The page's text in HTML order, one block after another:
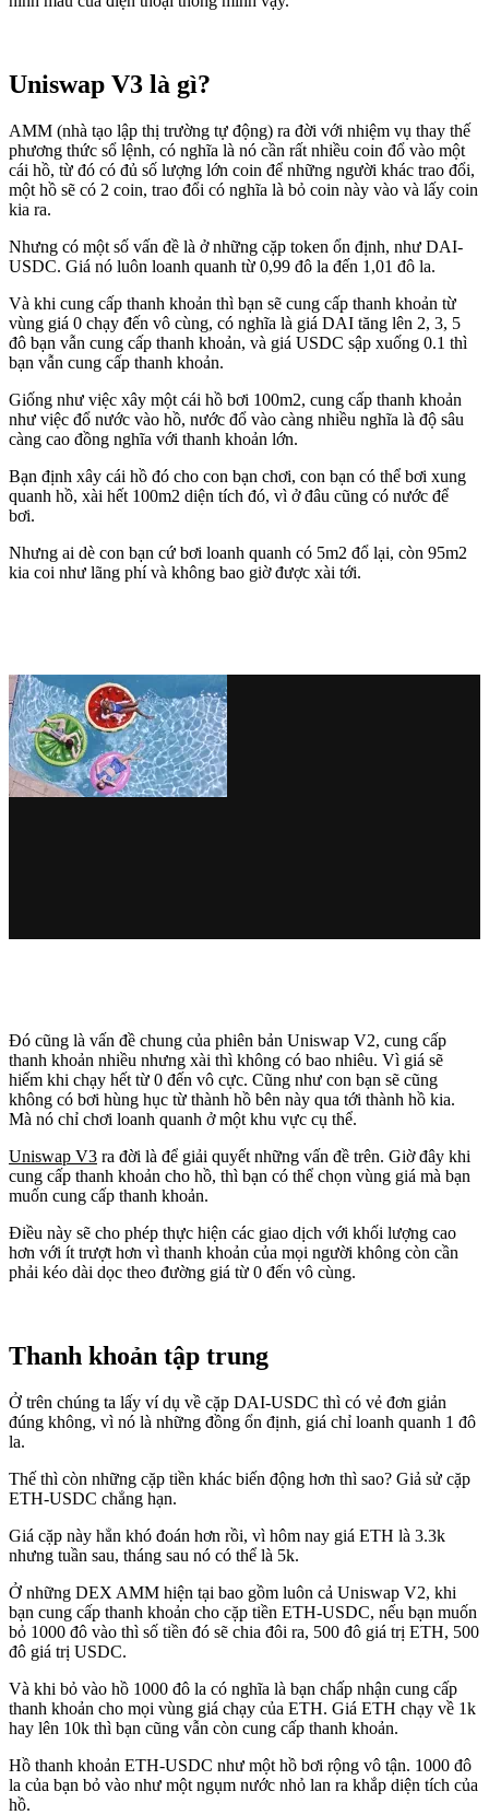
Uniswap V3 là gì?
AMM (nhà tạo lập thị trường tự động) ra đời với nhiệm vụ thay thế
phương thức sổ lệnh, có nghĩa là nó cần rất nhiều coin đổ vào một
cái hồ, từ đó có đủ số lượng lớn coin để những người khác trao đổi,
một hồ sẽ có 2 coin, trao đổi có nghĩa là bỏ coin này vào và lấy coin
kia ra.
Nhưng có một số vấn đề là ở những cặp token ổn định, như DAI-
USDC. Giá nó luôn loanh quanh từ 0,99 đô la đến 1,01 đô la.
Và khi cung cấp thanh khoản thì bạn sẽ cung cấp thanh khoản từ
vùng giá 0 chạy đến vô cùng, có nghĩa là giá DAI tăng lên 2, 3, 5
đô bạn vẫn cung cấp thanh khoản, và giá USDC sập xuống 0.1 thì
bạn vẫn cung cấp thanh khoản.
Giống như việc xây một cái hồ bơi 100m2, cung cấp thanh khoản
như việc đổ nước vào hồ, nước đổ vào càng nhiều nghĩa là độ sâu
càng cao đồng nghĩa với thanh khoản lớn.
Bạn định xây cái hồ đó cho con bạn chơi, con bạn có thể bơi xung
quanh hồ, xài hết 100m2 diện tích đó, vì ở đâu cũng có nước để
bơi.
Nhưng ai dè con bạn cứ bơi loanh quanh có 5m2 đổ lại, còn 95m2
kia coi như lãng phí và không bao giờ được xài tới.
Đó cũng là vấn đề chung của phiên bản Uniswap V2, cung cấp
thanh khoản nhiều nhưng xài thì không có bao nhiêu. Vì giá sẽ
hiếm khi chạy hết từ 0 đến vô cực. Cũng như con bạn sẽ cũng
không có bơi hùng hục từ thành hồ bên này qua tới thành hồ kia.
Mà nó chỉ chơi loanh quanh ở một khu vực cụ thể.
Uniswap V3 ra đời là để giải quyết những vấn đề trên. Giờ đây khi
cung cấp thanh khoản cho hồ, thì bạn có thể chọn vùng giá mà bạn
muốn cung cấp thanh khoản.
Điều này sẽ cho phép thực hiện các giao dịch với khối lượng cao
hơn với ít trượt hơn vì thanh khoản của mọi người không còn cần
phải kéo dài dọc theo đường giá từ 0 đến vô cùng.
Thanh khoản tập trung
Ở trên chúng ta lấy ví dụ về cặp DAI-USDC thì có vẻ đơn giản
đúng không, vì nó là những đồng ổn định, giá chỉ loanh quanh 1 đô
la.
Thế thì còn những cặp tiền khác biến động hơn thì sao? Giả sử cặp
ETH-USDC chẳng hạn.
Giá cặp này hẳn khó đoán hơn rồi, vì hôm nay giá ETH là 3.3k
nhưng tuần sau, tháng sau nó có thể là 5k.
Ở những DEX AMM hiện tại bao gồm luôn cả Uniswap V2, khi
bạn cung cấp thanh khoản cho cặp tiền ETH-USDC, nếu bạn muốn
bỏ 1000 đô vào thì số tiền đó sẽ chia đôi ra, 500 đô giá trị ETH, 500
đô giá trị USDC.
Và khi bỏ vào hồ 1000 đô la có nghĩa là bạn chấp nhận cung cấp
thanh khoản cho mọi vùng giá chạy của ETH. Giá ETH chạy về 1k
hay lên 10k thì bạn cũng vẫn còn cung cấp thanh khoản.
Hồ thanh khoản ETH-USDC như một hồ bơi rộng vô tận. 1000 đô
la của bạn bỏ vào như một ngụm nước nhỏ lan ra khắp diện tích của
hồ.